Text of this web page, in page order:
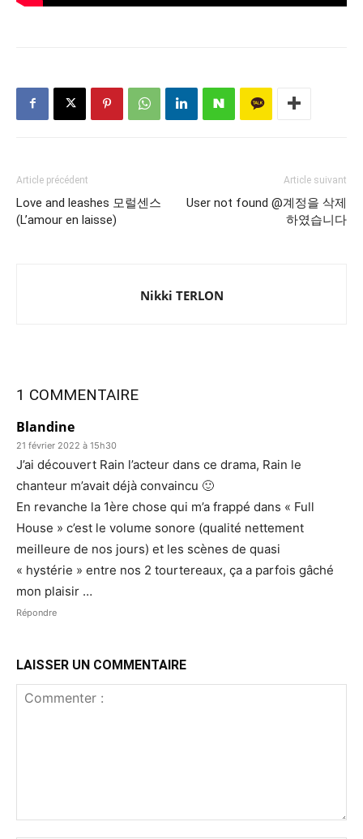
Article précédent
Love and leashes 모럴센스
(L’amour en laisse)
Article suivant
User not found @계정을 삭제
하였습니다
Nikki TERLON
1 COMMENTAIRE
Blandine
21 février 2022 à 15h30
J’ai découvert Rain l’acteur dans ce drama, Rain le
chanteur m’avait déjà convaincu 🙂
En revanche la 1ère chose qui m’a frappé dans « Full
House » c’est le volume sonore (qualité nettement
meilleure de nos jours) et les scènes de quasi
« hystérie » entre nos 2 tourtereaux, ça a parfois gâché
mon plaisir …
Répondre
LAISSER UN COMMENTAIRE